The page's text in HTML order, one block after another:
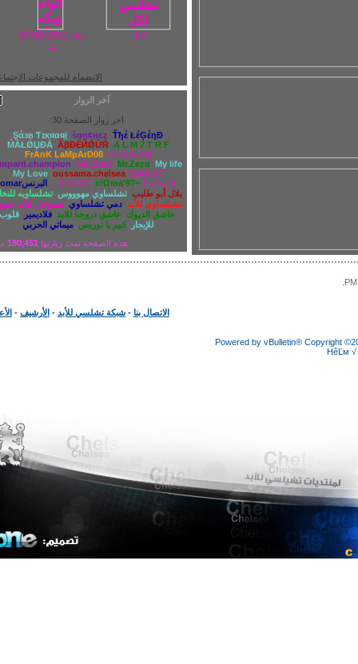
حبايـ ŞĈΏǾtДЯ11
الانضمام للمجموعات الاجتماعية
آخر الزوار
اخر زوار الصفحة 30:
Şάзв Ƭɪκяαяi̲ šαη¢нєz
Ťђέ ŁέĢέŋĐ
ḾẮŁǾЏĐẮ ẪβĐẼЙǾỮŘ A L M 7 T R F
FrAnK LaMpArD08 H A S S A N
lampard.champion Mя.Βℓuεs Mr.Zezo My life
My Love oussama.chelsea S&A&I&F
L&U&I&Z x!Oma'97~ ƒ ą ħ ą ḋ
البرنسomar
بلال أبو طليب تشلساوي مهوووس تشلساويه للنخاع
تشيلساوي للأبد
دمي تشلساوي شموخي للأبد جنوبي
عاشق الديوك عاشق دروجبا للابد فلاديمير قلوب
للإيجار كبير يا توريس ميماتي الحربي
هذه الصفحة تمت زيارتها180,451مرة
الاتصال بنا- شبكة تشلسي للأبد -الأرشيف-الأعلى
Powered by vBulletin®